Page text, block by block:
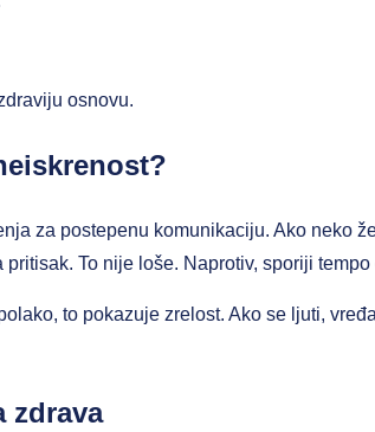
osnovu.
za postepenu komunikaciju. Ako neko
To nije loše. Naprotiv, sporiji
to pokazuje zrelost. Ako se ljuti,
zdrava